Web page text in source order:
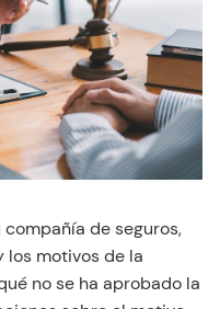
de seguros,
los motivos de la
no se ha aprobado la